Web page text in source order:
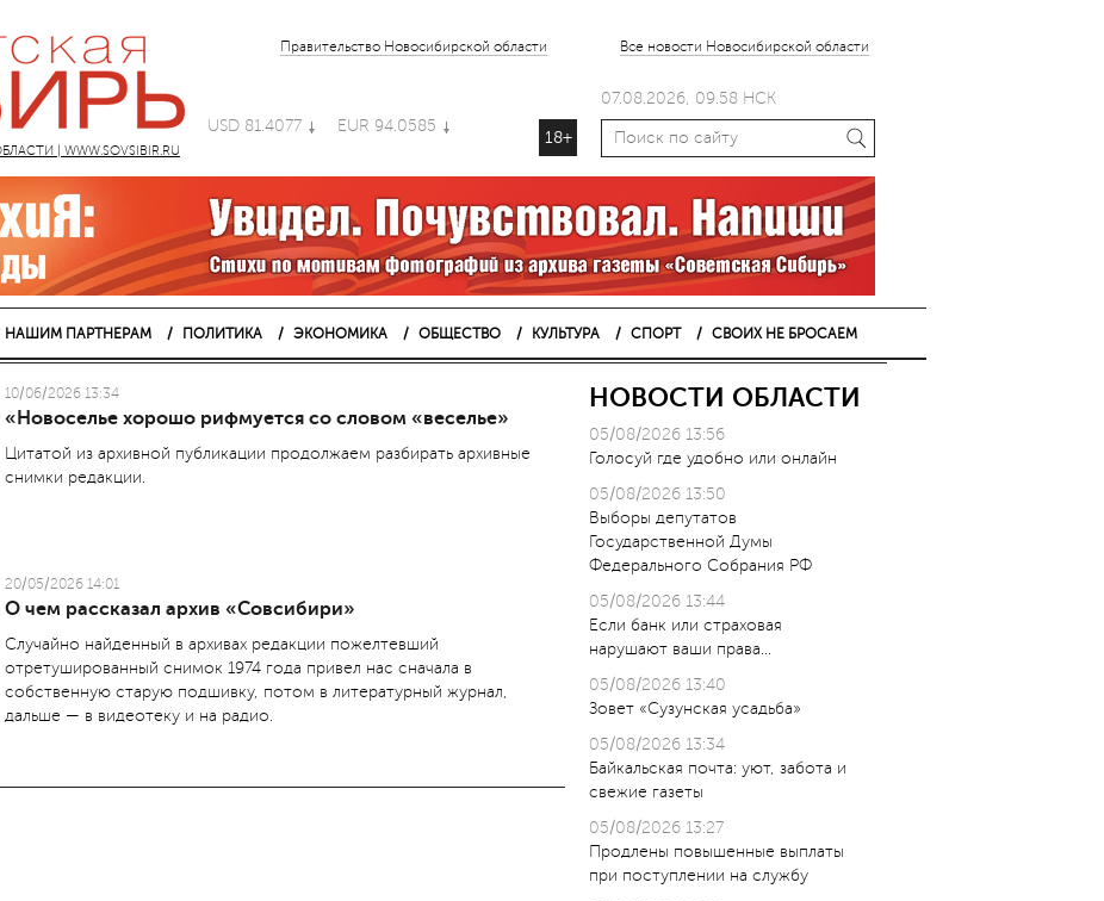
| WWW.SOVSIBIR.RU
Правительство Новосибирской области Все новости Новосибирской области
USD 81.4077 EUR 94.0585
18+
07.08.2026, 09.58 НСК
НАШИМ ПАРТНЕРАМ ПОЛИТИКА ЭКОНОМИКА ОБЩЕСТВО КУЛЬТУРА СПОРТ СВОИХ НЕ БРОСАЕМ
10/06/2026 13:34
«Новоселье хорошо рифмуется со словом «веселье»
Цитатой из архивной публикации продолжаем разбирать архивные
снимки редакции.
20/05/2026 14:01
О чем рассказал архив «Совсибири»
Случайно найденный в архивах редакции пожелтевший
отретушированный снимок 1974 года привел нас сначала в
собственную старую подшивку, потом в литературный журнал,
дальше — в видеотеку и на радио.
НОВОСТИ ОБЛАСТИ
05/08/2026 13:56
Голосуй где удобно или онлайн
05/08/2026 13:50
Выборы депутатов
Государственной Думы
Федерального Собрания РФ
05/08/2026 13:44
Если банк или страховая
нарушают ваши права…
05/08/2026 13:40
Зовет «Сузунская усадьба»
05/08/2026 13:34
Байкальская почта: уют, забота и
свежие газеты
05/08/2026 13:27
Продлены повышенные выплаты
при поступлении на службу